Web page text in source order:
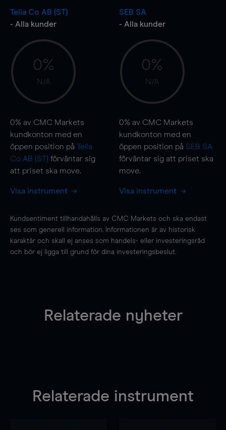
Telia Co AB (ST)
- Alla kunder
0%
N/A
0% av CMC Markets
kundkonton med en
öppen position på Telia
Co AB (ST) förväntar sig
att priset ska move.
Visa instrument
SEB SA
- Alla kunder
0%
N/A
0% av CMC Markets
kundkonton med en
öppen position på SEB SA
förväntar sig att priset ska
move.
Visa instrument
Kundsentiment tillhandahålls av CMC Markets och ska endast
ses som generell information. Informationen är av historisk
karaktär och skall ej anses som handels- eller investeringsråd
och bör ej ligga till grund för dina investeringsbeslut.
Relaterade nyheter
Relaterade instrument